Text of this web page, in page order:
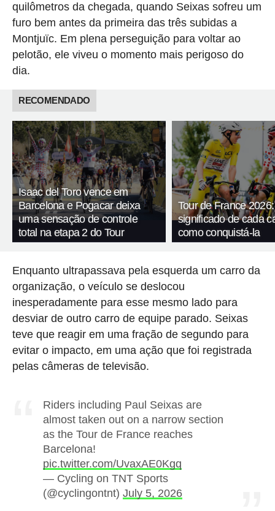
quilômetros da chegada, quando Seixas sofreu um
furo bem antes da primeira das três subidas a
Montjuïc. Em plena perseguição para voltar ao
pelotão, ele viveu o momento mais perigoso do
dia.
RECOMENDADO
Isaac del Toro vence em
Barcelona e Pogacar deixa
uma sensação de controle
total na etapa 2 do Tour
Tour de France
significado de cada
como conquistá-la
Enquanto ultrapassava pela esquerda um carro da
organização, o veículo se deslocou
inesperadamente para esse mesmo lado para
desviar de outro carro de equipe parado. Seixas
teve que reagir em uma fração de segundo para
evitar o impacto, em uma ação que foi registrada
pelas câmeras de televisão.
Riders including Paul Seixas are
almost taken out on a narrow section
as the Tour de France reaches
Barcelona!
pic.twitter.com/UvaxAE0Kgq
— Cycling on TNT Sports
(@cyclingontnt) July 5, 2026